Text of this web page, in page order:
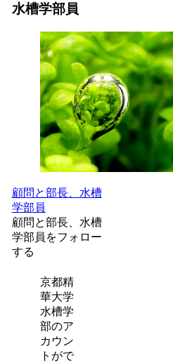
水槽学部員
顧問と部長、水槽
学部員
顧問と部長、水槽
学部員をフォロー
する
京都精
華大学
水槽学
部のア
カウン
トがで